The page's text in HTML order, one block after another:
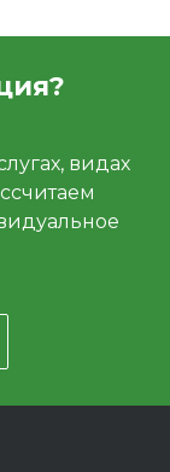
видах